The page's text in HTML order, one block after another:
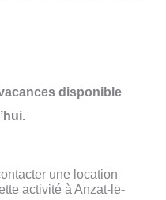
disponible
une location
activité à Anzat-le-